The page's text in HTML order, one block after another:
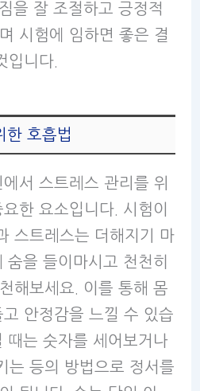
을 잘 조절하고 긍정적
시험에 임하면 좋은 결
입니다.
한 호흡법
서 스트레스 관리를 위
한 요소입니다. 시험이
스트레스는 더해지기 마
숨을 들이마시고 천천히
해보세요. 이를 통해 몸
안정감을 느낄 수 있습
때는 숫자를 세어보거나
는 등의 방법으로 정서를